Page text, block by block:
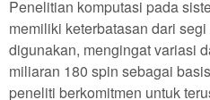
Penelitian komputasi pada
memiliki keterbatasan dari
digunakan, mengingat variasi
miliaran 180 spin sebagai
peneliti berkomitmen untuk